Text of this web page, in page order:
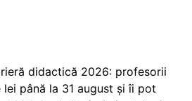
didactică 2026: profesorii
lei până la 31 august și îi pot